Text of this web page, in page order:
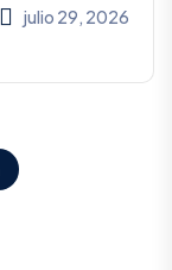
julio 29, 2026